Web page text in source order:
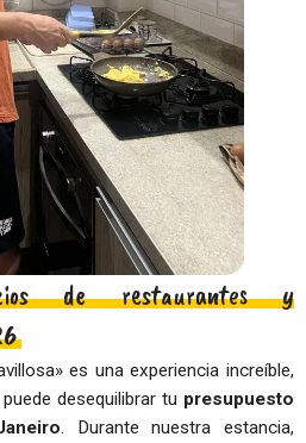
de restaurantes y
es una experiencia increíble,
desequilibrar tu presupuesto
. Durante nuestra estancia,